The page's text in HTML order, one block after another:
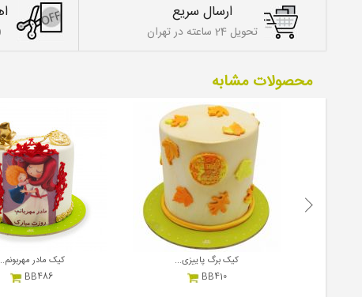
ارسال سریع
تحویل 24 ساعته در تهران
محصولات مشابه
کیک برگ پاییزی...
BB410
کیک مادر
BB486